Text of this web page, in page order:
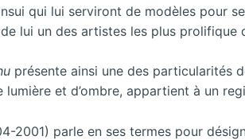
qui lui serviront de modèles pour
lui un des artistes les plus prolifique
présente ainsi une des particularités
lumière et d’ombre, appartient à un
2001) parle en ses termes pour